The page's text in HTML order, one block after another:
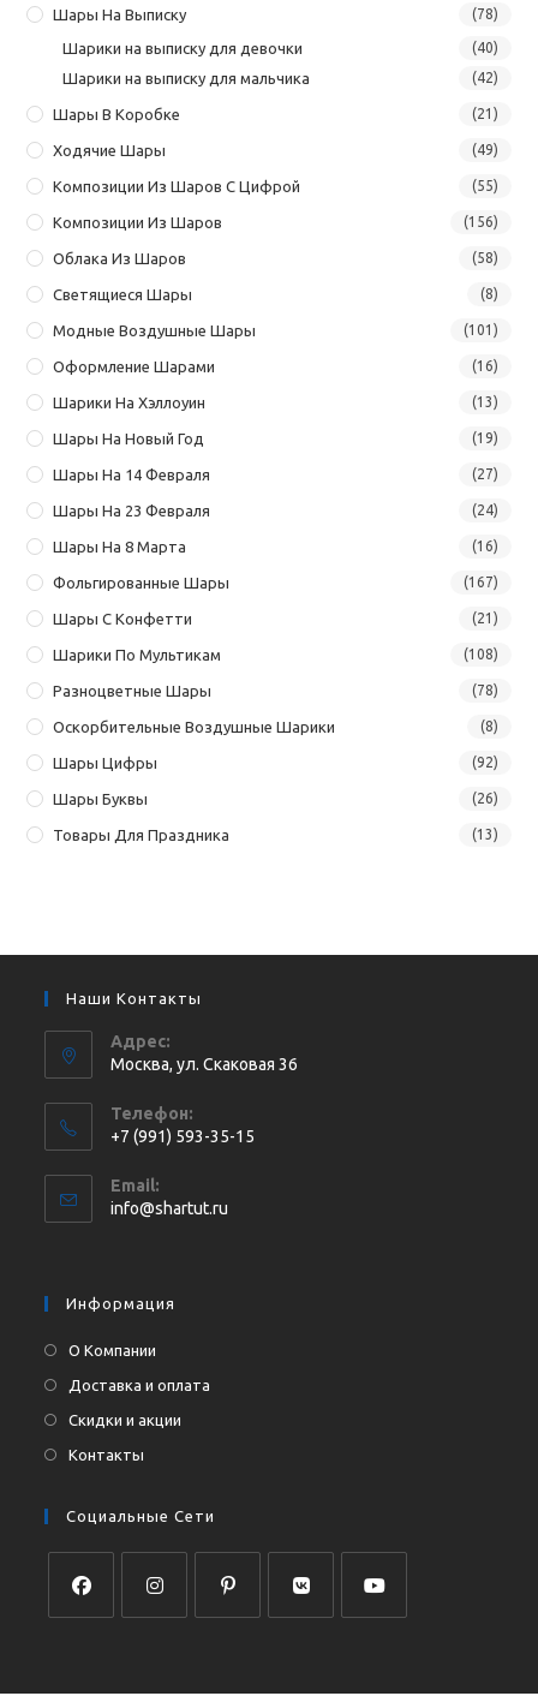
Шары На Выписку (78)
Шарики на выписку для девочки (40)
Шарики на выписку для мальчика (42)
Шары В Коробке (21)
Ходячие Шары (49)
Композиции Из Шаров С Цифрой (55)
Композиции Из Шаров (156)
Облака Из Шаров (58)
Светящиеся Шары (8)
Модные Воздушные Шары (101)
Оформление Шарами (16)
Шарики На Хэллоуин (13)
Шары На Новый Год (19)
Шары На 14 Февраля (27)
Шары На 23 Февраля (24)
Шары На 8 Марта (16)
Фольгированные Шары (167)
Шары С Конфетти (21)
Шарики По Мультикам (108)
Разноцветные Шары (78)
Оскорбительные Воздушные Шарики (8)
Шары Цифры (92)
Шары Буквы (26)
Товары Для Праздника (13)
Наши Контакты
Адрес:
Москва, ул. Cкаковая 36
Телефон:
+7 (991) 593-35-15
в
вашем
Email:
info@shartut.ru
Информация
О Компании
Доставка и оплата
Скидки и акции
Контакты
Социальные Сети
новой
новой
новой
новой
новой